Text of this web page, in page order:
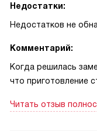
Недостатки:
Недостатков не
Комментарий:
Когда решилась
что приготовление
поднимается и
Читать отзыв